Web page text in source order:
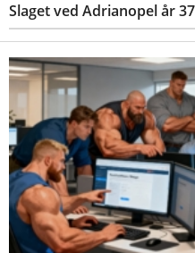
Slaget ved Adrianopel år